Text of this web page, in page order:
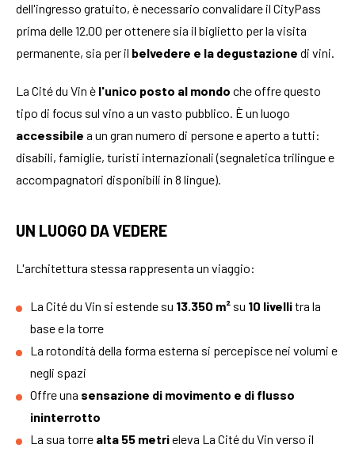
dell'ingresso gratuito, è necessario convalidare il CityPass
prima delle 12.00 per ottenere sia il biglietto per la visita
permanente, sia per il belvedere e la degustazione di vini.
La Cité du Vin è l'unico posto al mondo che offre questo
tipo di focus sul vino a un vasto pubblico. È un luogo
accessibile a un gran numero di persone e aperto a tutti:
disabili, famiglie, turisti internazionali (segnaletica trilingue e
accompagnatori disponibili in 8 lingue).
UN LUOGO DA VEDERE
L'architettura stessa rappresenta un viaggio:
La Cité du Vin si estende su 13.350 m² su 10 livellitra la
base e la torre
La rotondità della forma esterna si percepisce nei volumi e
negli spazi
Offre una sensazione di movimento e di flusso
ininterrotto
La sua torre alta 55 metrieleva La Cité du Vin verso il